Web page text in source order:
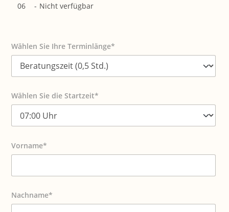
06 - Nicht verfügbar
Wählen Sie Ihre Terminlänge*
Wählen Sie die Startzeit*
Vorname*
Nachname*